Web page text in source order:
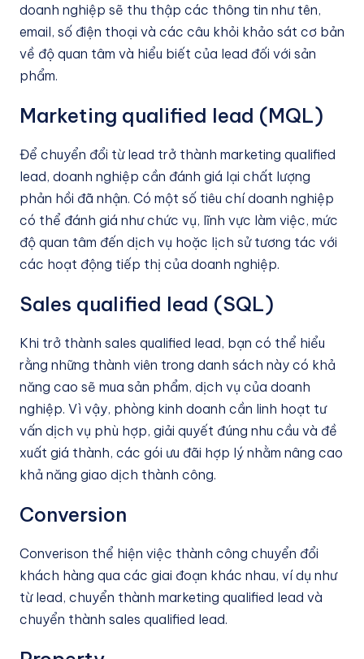
doanh nghiệp sẽ thu thập các thông tin như tên,
email, số điện thoại và các câu khỏi khảo sát cơ bản
về độ quan tâm và hiểu biết của lead đối với sản
phẩm.
Marketing qualified lead (MQL)
Để chuyển đổi từ lead trở thành marketing qualified
lead, doanh nghiệp cần đánh giá lại chất lượng
phản hồi đã nhận. Có một số tiêu chí doanh nghiệp
có thể đánh giá như chức vụ, lĩnh vực làm việc, mức
độ quan tâm đến dịch vụ hoặc lịch sử tương tác với
các hoạt động tiếp thị của doanh nghiệp.
Sales qualified lead (SQL)
Khi trở thành sales qualified lead, bạn có thể hiểu
rằng những thành viên trong danh sách này có khả
năng cao sẽ mua sản phẩm, dịch vụ của doanh
nghiệp. Vì vậy, phòng kinh doanh cần linh hoạt tư
vấn dịch vụ phù hợp, giải quyết đúng nhu cầu và đề
xuất giá thành, các gói ưu đãi hợp lý nhằm nâng cao
khả năng giao dịch thành công.
Conversion
Converison thể hiện việc thành công chuyển đổi
khách hàng qua các giai đoạn khác nhau, ví dụ như
từ lead, chuyển thành marketing qualified lead và
chuyển thành sales qualified lead.